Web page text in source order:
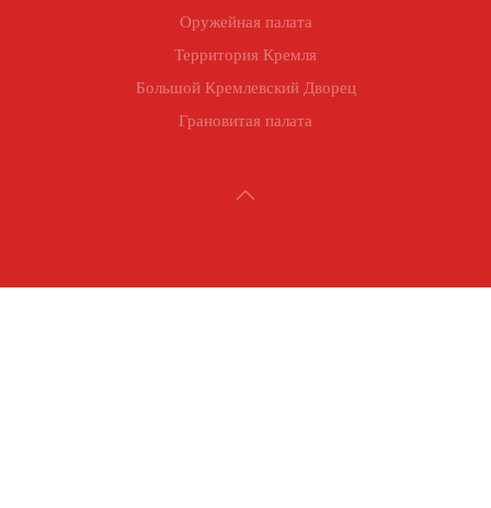
Оружейная палата
Территория Кремля
Большой Кремлевский Дворец
Грановитая палата